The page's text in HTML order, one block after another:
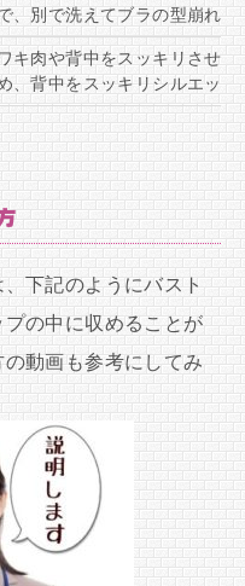
、別で洗えてブラの型崩れ
キ肉や背中をスッキリさせ
、背中をスッキリシルエット
下記のようにバスト
の中に収めることが
動画も参考にしてみ